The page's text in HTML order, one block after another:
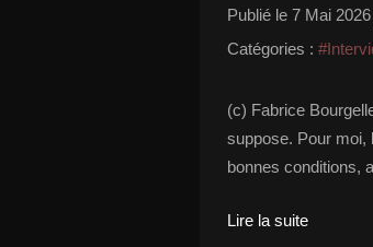
Publié le 7 Mai 2026
Catégories :
(c) Fabrice
suppose. Pour moi,
bonnes conditions,
Lire la suite